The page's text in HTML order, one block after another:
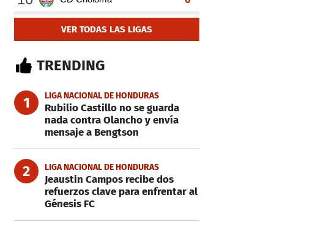
VER TODAS LAS LIGAS
TRENDING
1 LIGA NACIONAL DE HONDURAS
Rubilio Castillo no se guarda
nada contra Olancho y envía
mensaje a Bengtson
2 LIGA NACIONAL DE HONDURAS
Jeaustin Campos recibe dos
refuerzos clave para enfrentar al
Génesis FC